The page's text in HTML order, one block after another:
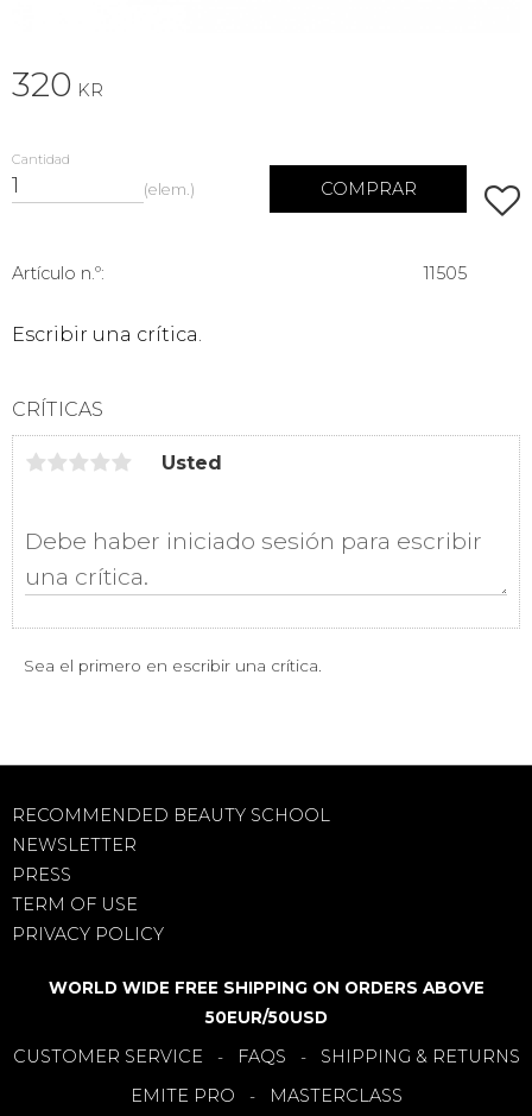
320 KR
Cantidad
elem. COMPRAR
Artículo n.º 11505
Escribir una crítica.
CRÍTICAS
Usted
Sea el primero en escribir una crítica.
RECOMMENDED BEAUTY SCHOOL
NEWSLETTER
PRESS
TERM OF USE
PRIVACY POLICY
WORLD WIDE FREE SHIPPING ON ORDERS ABOVE
50EUR/50USD
CUSTOMER SERVICE - FAQS - SHIPPING & RETURNS
EMITE PRO - MASTERCLASS